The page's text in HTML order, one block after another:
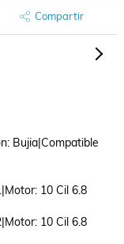
Compartir
Bujia|Compatible
10 Cil 6.8
10 Cil 6.8